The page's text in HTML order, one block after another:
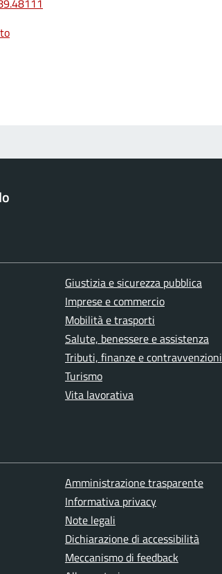
Giustizia e sicurezza pubblica
Imprese e commercio
Mobilità e trasporti
Salute, benessere e assistenza
Tributi, finanze e contravvenzioni
Turismo
Vita lavorativa
Amministrazione trasparente
Informativa privacy
Note legali
Dichiarazione di accessibilità
Meccanismo di feedback